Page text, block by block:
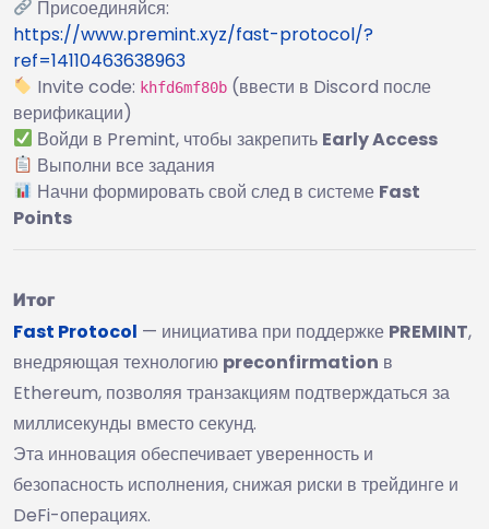
Присоединяйся:
https://www.premint.xyz/fast-protocol/?
ref=14110463638963
Invite code: khfd6mf80b (ввести в Discord после
верификации)
Войди в Premint, чтобы закрепить Early Access
Выполни все задания
Начни формировать свой след в системе Fast
Points
Итог
Fast Protocol — инициатива при поддержке PREMINT,
внедряющая технологию preconfirmation в
Ethereum, позволяя транзакциям подтверждаться за
миллисекунды вместо секунд.
Эта инновация обеспечивает уверенность и
безопасность исполнения, снижая риски в трейдинге и
DeFi-операциях.